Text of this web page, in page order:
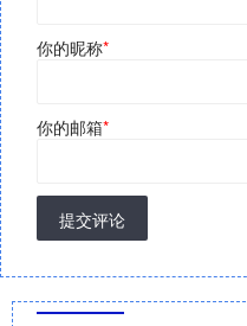
你的昵称*
你的邮箱*
提交评论